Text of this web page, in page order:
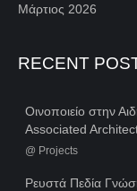
Μάρτιος 2026
RECENT
Οινοποιείο στην
Associated
@ Projects
Ρευστά Πεδία